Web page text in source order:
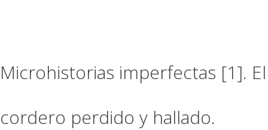
Microhistorias imperfectas [1]. El
cordero perdido y hallado.